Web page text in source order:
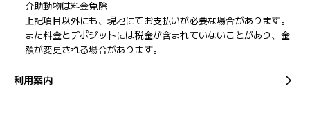
介助動物は料金免除
上記項目以外にも、現地にてお支払いが必要な場合があります。
また料金とデポジットには税金が含まれていないことがあり、金
額が変更される場合があります。
利用案内